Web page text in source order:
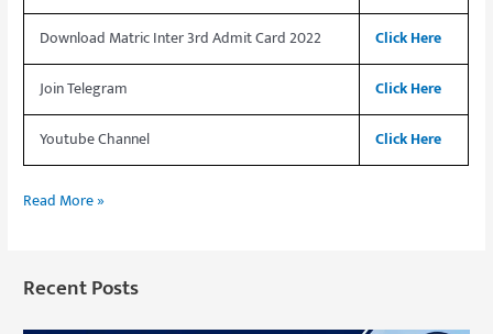
Download Matric Inter 3rd Admit Card 2022 Click Here
Join Telegram Click Here
Youtube Channel Click Here
Read More »
Recent Posts